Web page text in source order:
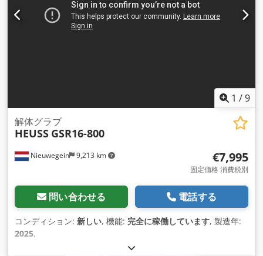
1 /9
Nieuwegein 9,213 km
解体グラブ
HEUSS GSR16-800
€7,995
固定価格 消費税別
問い合わせる 電話する
コンディション: 新しい, 機能: 完全に稼働しています, 製造年:
2025,